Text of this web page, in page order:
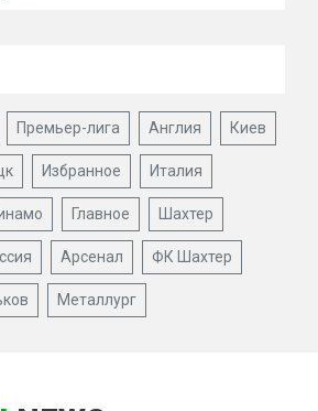
Премьер-лига Англия Киев
Избранное Италия
Главное Шахтер
Арсенал ФК Шахтер
Металлург